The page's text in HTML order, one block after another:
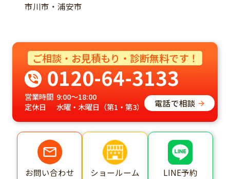
市川市・浦安市
ご相談・お見積もり・診断無料です！
0120-64-3133
営業時間 9:00～18:00
定休日
水曜・木曜日（第1・第3） 電話で相談
お問い合わせ ショールーム LINE予約